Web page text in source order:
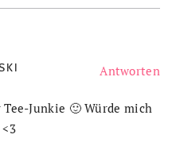
Junkie 🙂 Würde mich
Antworten